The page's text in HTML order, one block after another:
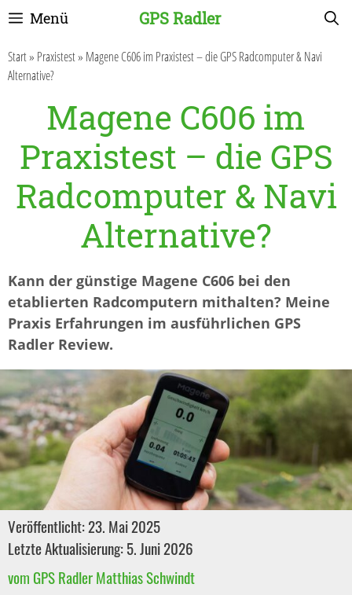
Zum
springen
GPS Radler
Menü
Start» Praxistest» Magene C606 im Praxistest – die GPS Radcomputer & Navi
Alternative?
Magene C606 im
Praxistest – die GPS
Radcomputer & Navi
Alternative?
Kann der günstige Magene C606 bei den
etablierten Radcomputern mithalten? Meine
Praxis Erfahrungen im ausführlichen GPS
Radler Review.
Veröffentlicht: 23. Mai 2025
Letzte Aktualisierung: 5. Juni 2026
vom GPS Radler Matthias Schwindt